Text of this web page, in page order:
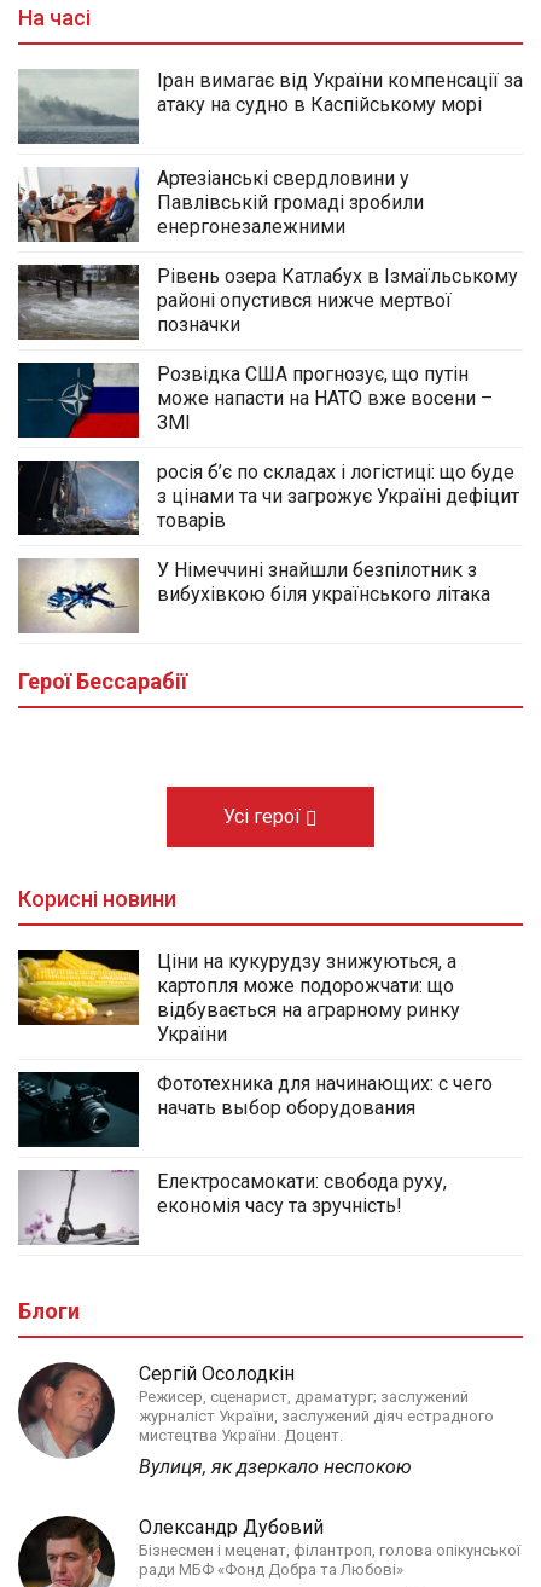
На часі
Іран вимагає від України компенсації за
атаку на судно в Каспійському морі
Артезіанські свердловини у
Павлівській громаді зробили
енергонезалежними
Рівень озера Катлабух в Ізмаїльському
районі опустився нижче мертвої
позначки
Розвідка США прогнозує, що путін
може напасти на НАТО вже восени –
ЗМІ
росія б’є по складах і логістиці: що буде
з цінами та чи загрожує Україні дефіцит
товарів
У Німеччині знайшли безпілотник з
вибухівкою біля українського літака
Герої Бессарабії
Йому назавжди залишилося 32: у
Виноградівці Болградської громади
провели в останню путь морпіха Михайла
Кишлали
10.08.2026
Усі герої
Корисні новини
Ціни на кукурудзу знижуються, а
картопля може подорожчати: що
відбувається на аграрному ринку
України
Фототехника для начинающих: с чего
начать выбор оборудования
Електросамокати: свобода руху,
економія часу та зручність!
Блоги
Сергій Осолодкін
Режисер, сценарист, драматург; заслужений
журналіст України, заслужений діяч естрадного
мистецтва України. Доцент.
Вулиця, як дзеркало неспокою
Олександр Дубовий
Бізнесмен і меценат, філантроп, голова опікунської
ради МБФ «Фонд Добра та Любові»